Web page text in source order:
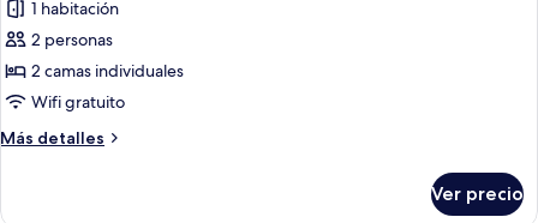
las
fotos
de
Superior
Twin
Bed
1 habitación
2 personas
2 camas individuales
Wifi gratuito
Más detalles
Más
Ver precio